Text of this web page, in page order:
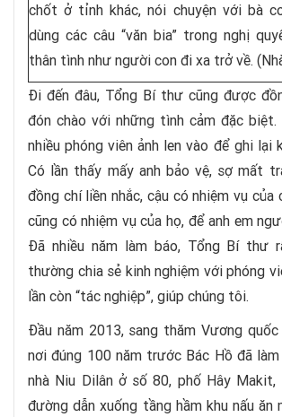
chốt ở tỉnh khác, nói chuyện với bà
dùng các câu “văn bia” trong nghị
thân tình như người con đi xa trở về.
Đi đến đâu, Tổng Bí thư cũng được
đón chào với những tình cảm đặc
nhiều phóng viên ảnh len vào để ghi lại
Có lần thấy mấy anh bảo vệ, sợ mất
đồng chí liền nhắc, cậu có nhiệm vụ của
cũng có nhiệm vụ của họ, để anh em
Đã nhiều năm làm báo, Tổng Bí thư
thường chia sẻ kinh nghiệm với phóng
lần còn “tác nghiệp”, giúp chúng tôi.
Đầu năm 2013, sang thăm Vương quốc
nơi đúng 100 năm trước Bác Hồ đã
nhà Niu Dilân ở số 80, phố Hây Makit,
đường dẫn xuống tầng hầm khu nấu ăn